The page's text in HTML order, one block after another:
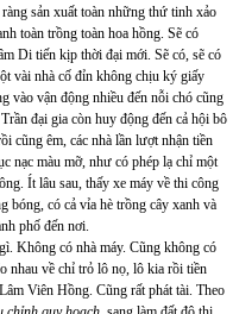
sản xuất toàn những thứ tinh xảo
toàn trồng toàn hoa hồng. Sẽ có
Di tiến kịp thời đại mới. Sẽ có, sẽ có
vài nhà cố đỉn không chịu ký giấy
vào vận động nhiều đến nỗi chó cũng
đại gia còn huy động đến cả hội bô
cũng êm, các nhà lần lượt nhận tiền
nạc màu mỡ, như có phép lạ chỉ một
Ít lâu sau, thấy xe máy về thi công
bóng, có cả vỉa hè trồng cây xanh và
phố đến nơi.
Không có nhà máy. Cũng không có
nhau về chỉ trỏ lô nọ, lô kia rồi tiền
Viên Hồng. Cũng rất phát tài. Theo